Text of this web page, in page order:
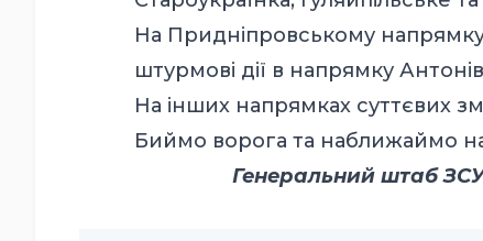
На Придніпровському
штурмові дії в напрямку
На інших напрямках суттєвих
Биймо ворога та наближаймо
Генеральний штаб